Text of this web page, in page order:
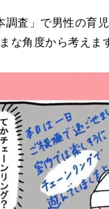
査」で男性の育
な角度から考えま